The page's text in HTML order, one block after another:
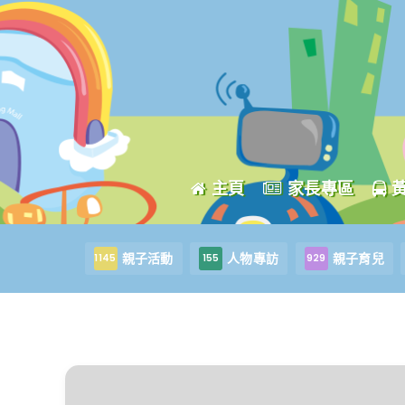
主頁 家長專區
1145 親子活動 155 人物專訪 929 親子育兒